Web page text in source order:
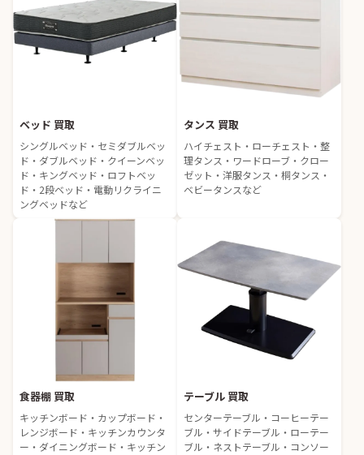
ベッド 買取
シングルベッド・セミダブルベッ
ド・ダブルベッド・クイーンベッ
ド・キングベッド・ロフトベッ
ド・2段ベッド・電動リクライニ
ングベッドなど
タンス 買取
ハイチェスト・ローチェスト・整
理タンス・ワードローブ・クロー
ゼット・洋服タンス・桐タンス・
ベビータンスなど
食器棚 買取
キッチンボード・カップボード・
レンジボード・キッチンカウンタ
ー・ダイニングボード・キッチン
テーブル 買取
センターテーブル・コーヒーテー
ブル・サイドテーブル・ローテー
ブル・ネストテーブル・コンソー